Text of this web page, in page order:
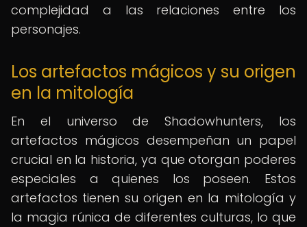
complejidad a las relaciones entre los
personajes.
Los artefactos mágicos y su origen
en la mitología
En el universo de Shadowhunters, los
artefactos mágicos desempeñan un papel
crucial en la historia, ya que otorgan poderes
especiales a quienes los poseen. Estos
artefactos tienen su origen en la mitología y
la magia rúnica de diferentes culturas, lo que